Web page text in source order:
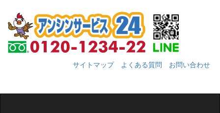
サイトマップ よくある質問
お問い合わせ